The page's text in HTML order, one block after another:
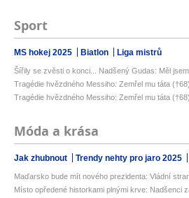
Sport
MS hokej 2025 Biatlon Liga mistrů
Šířily se zvěsti o konci... Nadšený Gudas: Měl jsem
Tragédie hvězdného Messiho: Zemřel mu táta
Tragédie hvězdného Messiho: Zemřel mu táta
Móda a krása
Jak zhubnout Trendy nehty pro jaro 2025
Maďarsko bude mít nového prezidenta: Vládní
Místo opředené historkami plnými krve: Nadšenci